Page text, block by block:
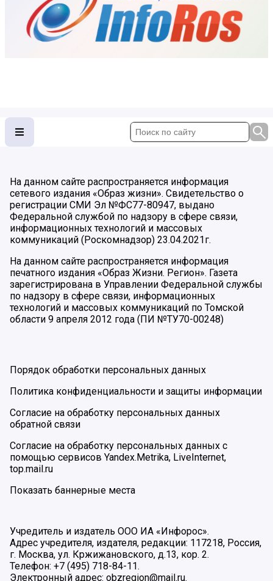
На данном сайте распространяется информация
сетевого издания «Образ жизни». Свидетельство о
регистрации СМИ Эл №ФС77-80947, выдано
Федеральной службой по надзору в сфере связи,
информационных технологий и массовых
коммуникаций (Роскомнадзор) 23.04.2021г.
На данном сайте распространяется информация
печатного издания «Образ Жизни. Регион». Газета
зарегистрирована в Управлении Федеральной службы
по надзору в сфере связи, информационных
технологий и массовых коммуникаций по Томской
области 9 апреля 2012 года (ПИ №ТУ70-00248)
Порядок обработки персональных данных
Политика конфиденциальности и защиты информации
Согласие на обработку персональных данных
обратной связи
Согласие на обработку персональных данных с
помощью сервисов Yandex.Metrika, LiveInternet,
top.mail.ru
Показать баннерные места
Учредитель и издатель ООО ИА «Инфорос».
Адрес учредителя, издателя, редакции: 117218, Россия,
г. Москва, ул. Кржижановского, д.13, кор. 2.
Телефон: +7 (495) 718-84-11.
Электронный адрес: obzregion@mail.ru.